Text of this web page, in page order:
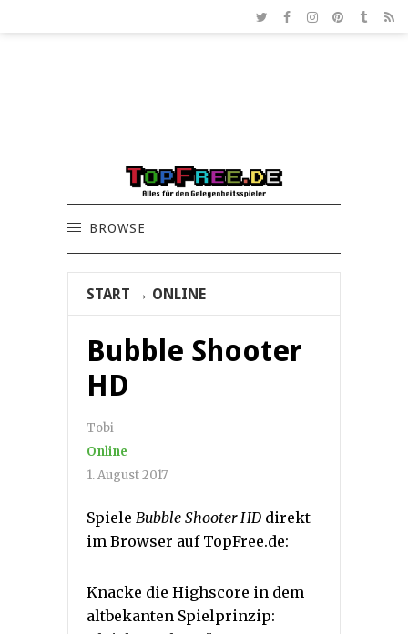
BROWSE
START → ONLINE
Bubble Shooter
HD
Tobi
Online
1. August 2017
Spiele Bubble Shooter HD direkt
im Browser auf TopFree.de:
Knacke die Highscore in dem
altbekanten Spielprinzip: